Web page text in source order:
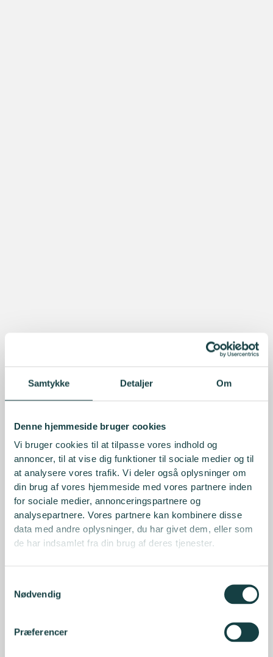
Samtykke Detaljer Om
Denne hjemmeside bruger cookies
Vi bruger cookies til at tilpasse vores indhold og
annoncer, til at vise dig funktioner til sociale medier og til
at analysere vores trafik. Vi deler også oplysninger om
din brug af vores hjemmeside med vores partnere inden
for sociale medier, annonceringspartnere og
analysepartnere. Vores partnere kan kombinere disse
data med andre oplysninger, du har givet dem, eller som
de har indsamlet fra din brug af deres tjenester.
Nødvendig
Præferencer